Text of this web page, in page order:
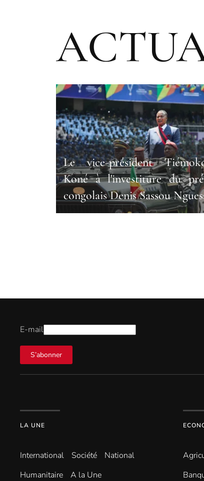
Le vice-président
Koné à l'investiture du
congolais Denis Sassou
E-mail
S’abonner
LA UNE
International Société
National
Humanitaire
A la Une